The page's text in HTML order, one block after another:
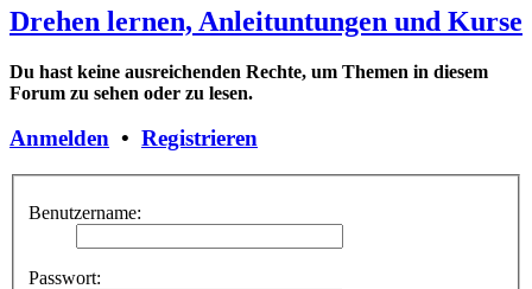
Drehen lernen, Anleituntungen und Kurse
Du hast keine ausreichenden Rechte, um Themen in diesem
Forum zu sehen oder zu lesen.
Anmelden • Registrieren
Benutzername:
Passwort: